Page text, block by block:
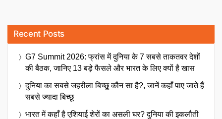
Recent Posts
G7 Summit 2026: फ्रांस में दुनिया के 7 सबसे ताकतवर देशों
की बैठक, जानिए 13 बड़े फैसले और भारत के लिए क्यों है खास
दुनिया का सबसे जहरीला बिच्छू कौन सा है?, जानें कहाँ पाए जाते हैं
सबसे ज्यादा बिच्छू
भारत में कहाँ है एशियाई शेरों का असली घर? दुनिया की इकलौती